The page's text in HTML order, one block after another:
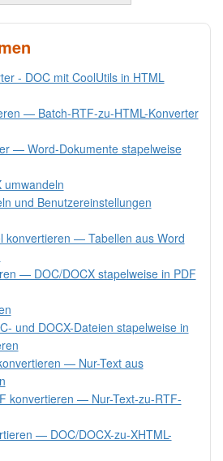
- DOC mit CoolUtils in HTML
— Batch-RTF-zu-HTML-Konverter
— Word-Dokumente stapelweise
umwandeln
und Benutzereinstellungen
konvertieren — Tabellen aus Word
— DOC/DOCX stapelweise in PDF
und DOCX-Dateien stapelweise in
— Nur-Text aus
konvertieren — Nur-Text-zu-RTF-
— DOC/DOCX-zu-XHTML-